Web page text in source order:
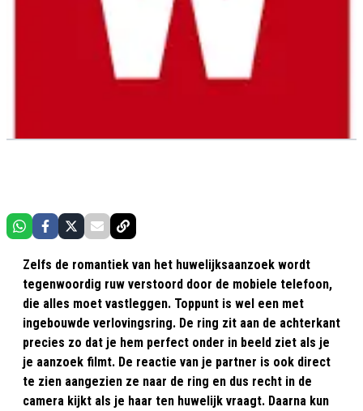
Zelfs de romantiek van het huwelijksaanzoek wordt
tegenwoordig ruw verstoord door de mobiele telefoon,
die alles moet vastleggen. Toppunt is wel een met
ingebouwde verlovingsring. De ring zit aan de achterkant
precies zo dat je hem perfect onder in beeld ziet als je
je aanzoek filmt. De reactie van je partner is ook direct
te zien aangezien ze naar de ring en dus recht in de
camera kijkt als je haar ten huwelijk vraagt. Daarna kun